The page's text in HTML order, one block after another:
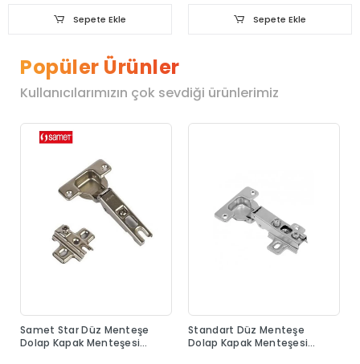
Sepete Ekle Sepete Ekle
Popüler Ürünler
Kullanıcılarımızın çok sevdiği ürünlerimiz
Samet Star Düz Menteşe
Dolap Kapak Menteşesi
Standart Düz Menteşe
Dolap Kapak Menteşesi